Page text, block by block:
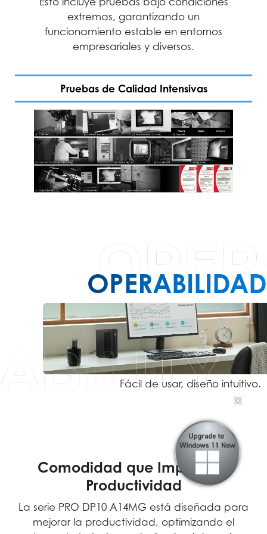
fiabilidad y disponibilidad 24/7,
ofreciendo una experiencia de usuario
sin complicaciones.
extremas, garantizando un
funcionamiento estable en entornos
empresariales y diversos.
Calidad Sin Compromisos
Garantía de
rendimiento
Durabilidad
Precisión Fiabilidad
OPERABILIDAD
Fácil de usar, diseño intuitivo.
✕